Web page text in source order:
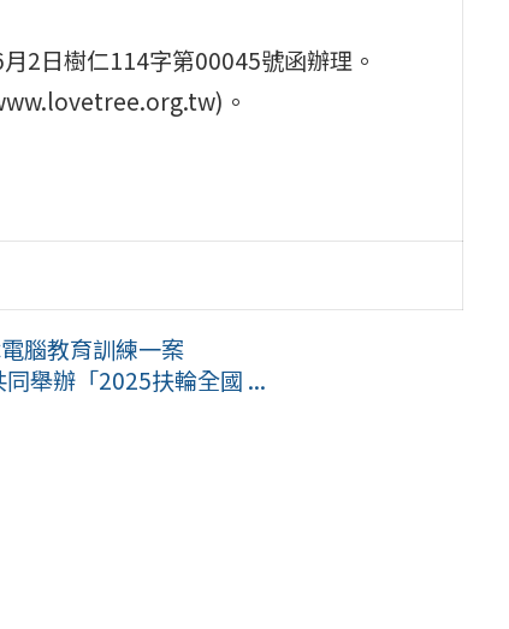
2日樹仁114字第00045號函辦理。
。
腦教育訓練一案
舉辦「2025扶輪全國 ...